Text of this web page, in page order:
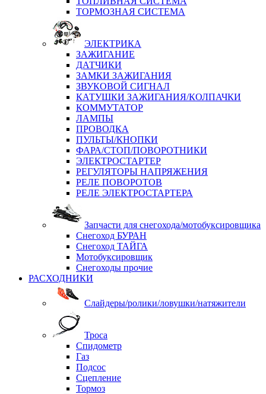
ТОРМОЗНАЯ СИСТЕМА
ЭЛЕКТРИКА
ЗАЖИГАНИЕ
ДАТЧИКИ
ЗАМКИ ЗАЖИГАНИЯ
ЗВУКОВОЙ СИГНАЛ
КАТУШКИ ЗАЖИГАНИЯ/КОЛПАЧКИ
КОММУТАТОР
ЛАМПЫ
ПРОВОДКА
ПУЛЬТЫ/КНОПКИ
ФАРА/СТОП/ПОВОРОТНИКИ
ЭЛЕКТРОСТАРТЕР
РЕГУЛЯТОРЫ НАПРЯЖЕНИЯ
РЕЛЕ ПОВОРОТОВ
РЕЛЕ ЭЛЕКТРОСТАРТЕРА
Запчасти для снегохода/мотобуксировщика
Снегоход БУРАН
Снегоход ТАЙГА
Мотобуксировщик
Снегоходы прочие
РАСХОДНИКИ
Слайдеры/ролики/ловушки/натяжители
Троса
Спидометр
Газ
Подсос
Сцепление
Тормоз